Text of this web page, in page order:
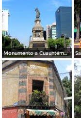
Monumento a Cuauhtémoc, Avenida Reforma